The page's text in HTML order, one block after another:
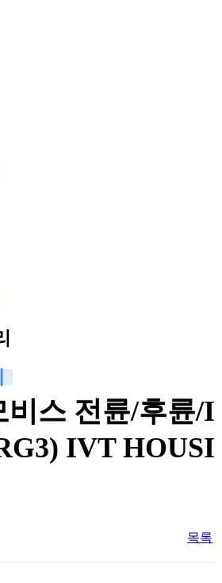
스 전륜/후륜/I
IVT HOUSI
목록